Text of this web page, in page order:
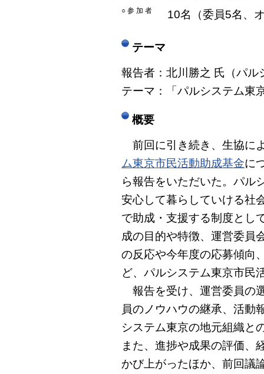
○ 参 加 者 10名（委員5名、
テーマ
報告者：北川勝之 氏（パ
テーマ：「パルシステム東
概要
前回に引き続き、生協に
ム東京市民活動助成基金に
ら報告をいただいた。パル
安心して暮らしていける社
で助成・支援する制度とし
成の目的や特徴、運営委員
の反応や今年度の応募傾向
ど、パルシステム東京市民
報告を受け、運営委員の
員のノウハウの継承、活動
システム東京の地元組織と
また、進捗や成果の評価、
かび上がったほか、前回議